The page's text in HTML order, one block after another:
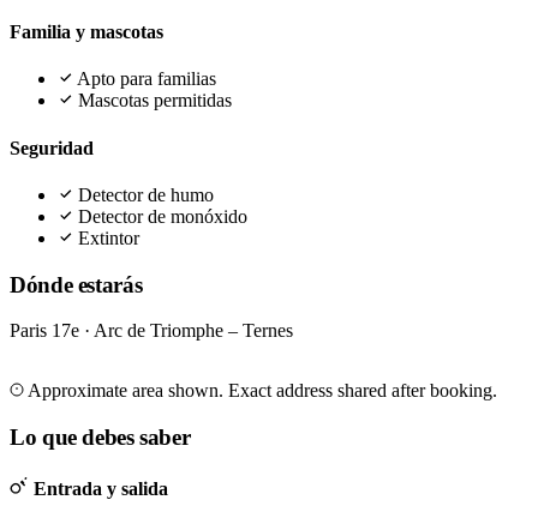
Familia y mascotas
Apto para familias
Mascotas permitidas
Seguridad
Detector de humo
Detector de monóxido
Extintor
Dónde estarás
Paris 17e · Arc de Triomphe – Ternes
+
−
Approximate area shown. Exact address shared after booking.
Lo que debes saber
Entrada y salida